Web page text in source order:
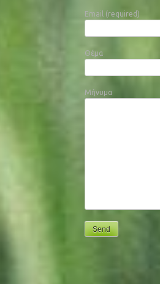
Email (required)
Θέμα
Μήνυμα